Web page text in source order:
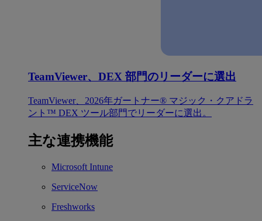
TeamViewer、DEX 部門のリーダーに選出
TeamViewer、2026年ガートナー® マジック・クアドラ
ント™ DEX ツール部門でリーダーに選出。
主な連携機能
Microsoft Intune
ServiceNow
Freshworks